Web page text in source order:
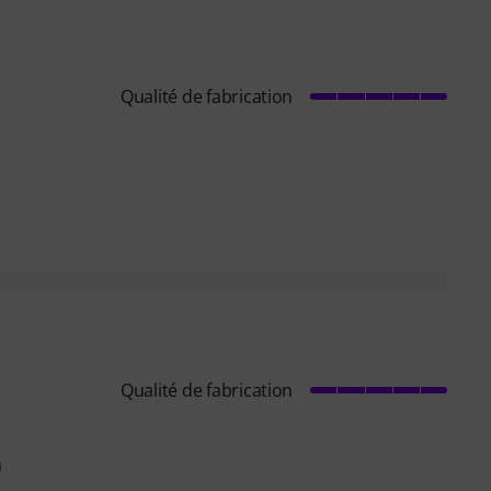
Qualité de fabrication
Qualité de fabrication